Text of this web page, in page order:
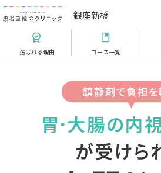
銀座新橋
選ばれる理由 コース一覧